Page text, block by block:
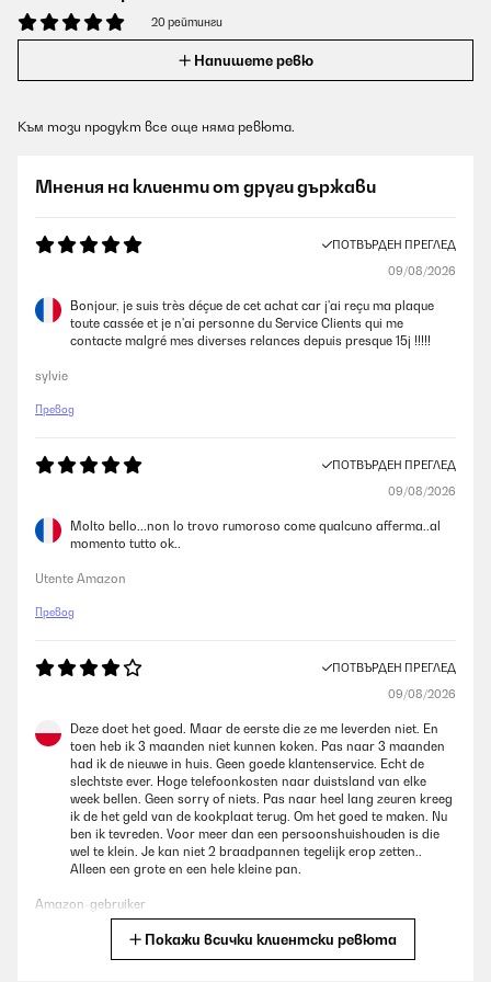
20 рейтинги
Напишете ревю
Към този продукт все още няма ревюта.
Мнения на клиенти от други държави
ПОТВЪРДЕН ПРЕГЛЕД
09/08/2026
Bonjour, je suis très déçue de cet achat car j'ai reçu ma plaque
toute cassée et je n'ai personne du Service Clients qui me
contacte malgré mes diverses relances depuis presque 15j !!!!!
sylvie
Превод
ПОТВЪРДЕН ПРЕГЛЕД
09/08/2026
Molto bello...non lo trovo rumoroso come qualcuno afferma..al
momento tutto ok..
Utente Amazon
Превод
ПОТВЪРДЕН ПРЕГЛЕД
09/08/2026
Deze doet het goed. Maar de eerste die ze me leverden niet. En
toen heb ik 3 maanden niet kunnen koken. Pas naar 3 maanden
had ik de nieuwe in huis. Geen goede klantenservice. Echt de
slechtste ever. Hoge telefoonkosten naar duistsland van elke
week bellen. Geen sorry of niets. Pas naar heel lang zeuren kreeg
ik de het geld van de kookplaat terug. Om het goed te maken. Nu
ben ik tevreden. Voor meer dan een persoonshuishouden is die
wel te klein. Je kan niet 2 braadpannen tegelijk erop zetten..
Alleen een grote en een hele kleine pan.
Amazon-gebruiker
Покажи всички клиентски ревюта